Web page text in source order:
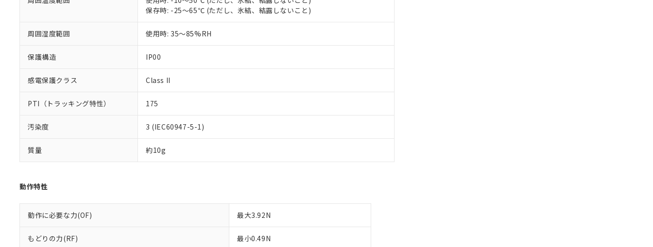
保存時: -25～65℃ (ただし、氷結、結露しないこと)
周囲湿度範囲 使用時: 35～85%RH
保護構造 IP00
感電保護クラス Class II
PTI（トラッキング特性） 175
汚染度 3 (IEC60947-5-1)
質量 約10g
動作特性
動作に必要な力(OF) 最大3.92N
もどりの力(RF) 最小0.49N
51物質の非含有証明書（当社基準）
※本証明書は発行日時点で非含有を証明するもので、過去に遡って非含有を証明するものではありません。
また、RoHS指令のフタル酸エステル類４物質の対応では、対応完了までの期間は出荷製品に未対応品が
り割愛しております。